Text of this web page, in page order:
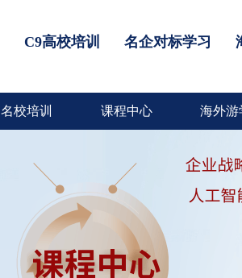
C9高校培训 名企对标学习
名校培训 课程中心 海外游